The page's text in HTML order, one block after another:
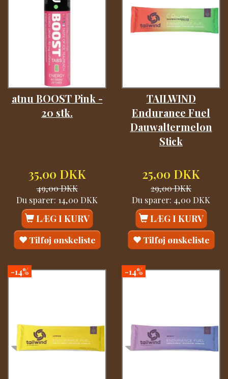
atnu BOOST Pink -
20 stk.
35,00 DKK
49,00 DKK
Du sparer: 14,00 DKK
LÆG I KURV
Tilføj ønskeliste
TAILWIND
Endurance Fuel
Dauwaltermelon
Stick
25,00 DKK
29,00 DKK
Du sparer: 4,00 DKK
LÆG I KURV
Tilføj ønskeliste
-14% -14%